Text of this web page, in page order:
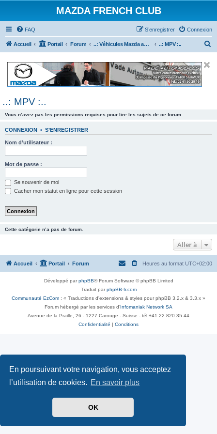
En poursuivant votre navigation, vous acceptez
l’utilisation de cookies. En savoir plus
OK
MAZDA FRENCH CLUB
FAQ Connexion
S’enregistrer
Accueil Portail Forum ..: Véhicules Mazda ancien (<2003) :.. ..: MPV :..
e
..: MPV :..
Vous n’avez pas les permissions requises pour lire les sujets de ce forum.
CONNEXION • S’ENREGISTRER
Nom d’utilisateur :
Mot de passe :
Se souvenir de moi
Cacher mon statut en ligne pour cette session
Cette catégorie n’a pas de forum.
Aller à
Accueil Portail Forum Heures au format UTC+02:00
Développé parphpBB® Forum Software © phpBB Limited
Traduit parphpBB-fr.com
Communauté EzCom : « Traductions d'extensions & styles pour phpBB 3.2.x & 3.3.x »
Forum hébergé par les services d’ Infomaniak Network SA
Avenue de la Praille, 26 - 1227 Carouge - Suisse - tél +41 22 820 35 44
Confidentialité
Conditions